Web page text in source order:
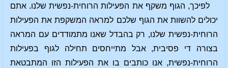
לפיכך, הגוף משקף את הפעילות הרוחית-נפשית שלנו. אתם
יכולים להשוות את הגוף שלכם למראה המשקפת את הפעילות
הרוחית-נפשית שלנו, רק בהבדל שאנו מתמודדים עם המראה
בצורה די פסיבית, אבל מתייחסים תחילה לגוף בפעילות
הרוחית-נפשית, אנו כותבים בו את הפעילות הזו המתבטאת